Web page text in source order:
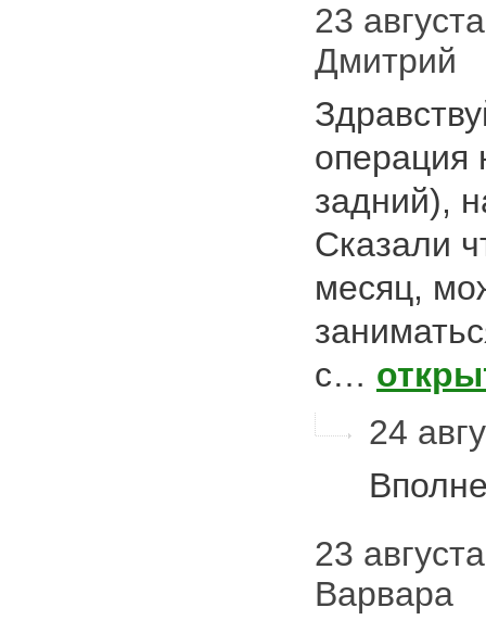
23
Дмитрий
операция
задний),
Сказали
месяц,
с…
24
23
Варвара